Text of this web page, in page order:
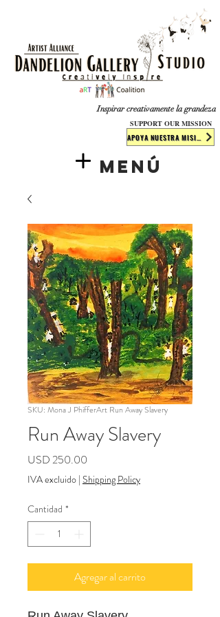
​​​Inspirar creativamente la grandeza
Menú
SUPPORT OUR MISSION
SKU: Mona J PhifferArt Run Away Slavery
Run Away Slavery
USD 250.00
IVA excluido | Shipping Policy
Cantidad *
Agregar al carrito